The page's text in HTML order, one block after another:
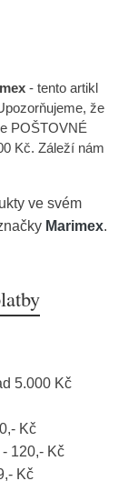
- tento artikl
že
POŠTOVNÉ
Kč. Záleží nám
ve svém
Marimex.
5.000 Kč
Kč
120,- Kč
Kč